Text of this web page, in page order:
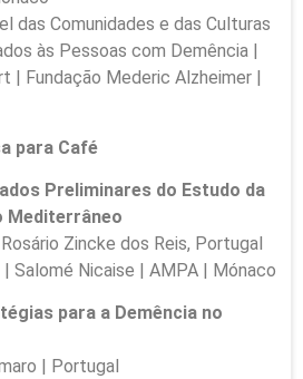
das Comunidades e das Culturas
às Pessoas com Demência |
| Fundação Mederic Alzheimer |
para Café
Preliminares do Estudo da
Mediterrâneo
Zincke dos Reis, Portugal
Nicaise | AMPA | Mónaco
para a Demência no
| Portugal